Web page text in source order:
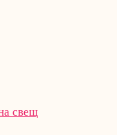
свещ